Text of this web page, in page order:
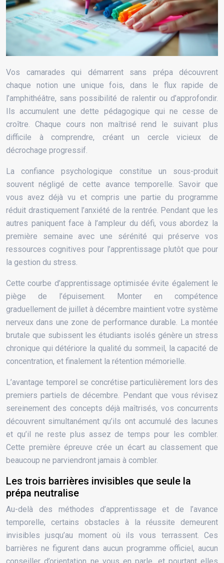
Vos camarades qui démarrent sans prépa découvrent
chaque notion une unique fois, dans le flux rapide de
l’amphithéâtre, sans possibilité de ralentir ou d’approfondir.
Ils accumulent une dette pédagogique qui ne cesse de
croître. Chaque cours non maîtrisé rend le suivant plus
difficile à comprendre, créant un cercle vicieux de
décrochage progressif.
La confiance psychologique constitue un sous-produit
souvent négligé de cette avance temporelle. Savoir que
vous avez déjà vu et compris une partie du programme
réduit drastiquement l’anxiété de la rentrée. Pendant que les
autres paniquent face à l’ampleur du défi, vous abordez la
première semaine avec une sérénité qui préserve vos
ressources cognitives pour l’apprentissage plutôt que pour
la gestion du stress.
Cette courbe d’apprentissage optimisée évite également le
piège de l’épuisement. Monter en compétence
graduellement de juillet à décembre maintient votre système
nerveux dans une zone de performance durable. La montée
brutale que subissent les étudiants isolés génère un stress
chronique qui détériore la qualité du sommeil, la capacité de
concentration, et finalement la rétention mémorielle.
L’avantage temporel se concrétise particulièrement lors des
premiers partiels de décembre. Pendant que vous révisez
sereinement des concepts déjà maîtrisés, vos concurrents
découvrent simultanément qu’ils ont accumulé des lacunes
et qu’il ne reste plus assez de temps pour les combler.
Cette première épreuve crée un écart au classement que
beaucoup ne parviendront jamais à combler.
Les trois barrières invisibles que seule la
prépa neutralise
Au-delà des méthodes d’apprentissage et de l’avance
temporelle, certains obstacles à la réussite demeurent
invisibles jusqu’au moment où ils vous terrassent. Ces
barrières ne figurent dans aucun programme officiel, aucun